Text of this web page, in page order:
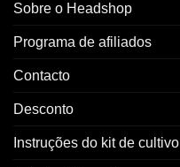
Sobre o Headshop
Programa de afiliados
Contacto
Desconto
Instruções do kit de cultivo